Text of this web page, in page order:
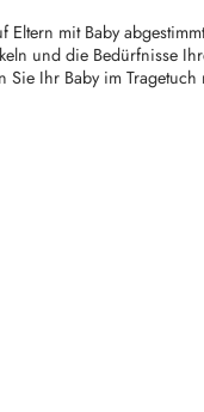
Eltern mit Baby
und die Bedürfnisse
Sie Ihr Baby im Tragetuch